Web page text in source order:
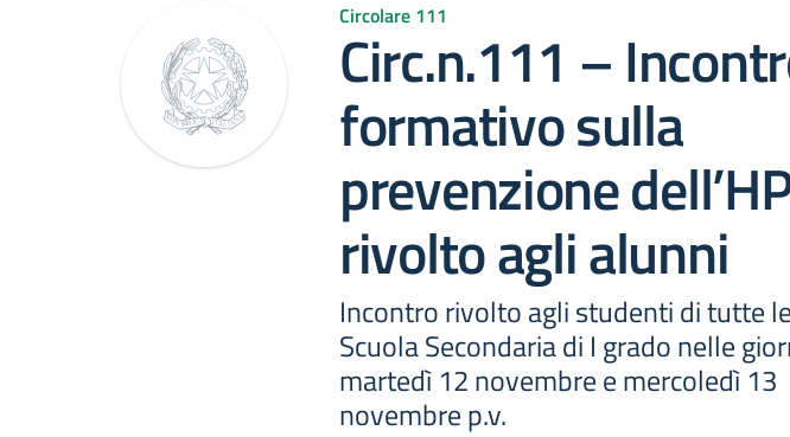
Circolare 111
Circ.n.111 –
formativo sulla
prevenzione
rivolto agli alunni
Incontro rivolto agli studenti di tutte
Scuola Secondaria di I grado nelle
martedì 12 novembre e mercoledì 13
novembre p.v.